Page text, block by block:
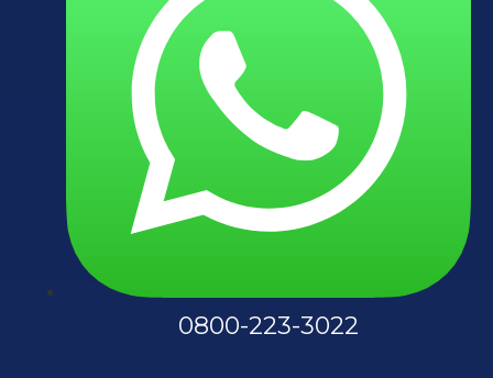
0800-223-3022